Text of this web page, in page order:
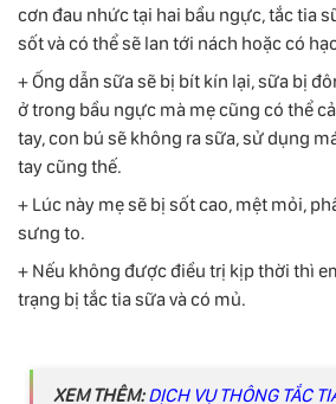
cơn đau nhức tại hai bầu ngực, tắc tia
sốt và có thể sẽ lan tới nách hoặc có
+ Ống dẫn sữa sẽ bị bít kín lại, sữa bị
ở trong bầu ngực mà mẹ cũng có thể
tay, con bú sẽ không ra sữa, sử dụng
tay cũng thế.
+ Lúc này mẹ sẽ bị sốt cao, mệt mỏi,
sưng to.
+ Nếu không được điều trị kịp thời thì
trạng bị tắc tia sữa và có mủ.
XEM THÊM:DỊCH VỤ THÔNG TẮC